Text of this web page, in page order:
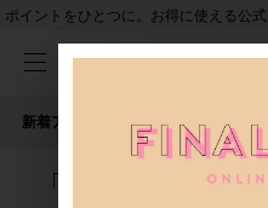
ポイントをひとつに。お得に使える公
新着アイテム 人気ワード セ
「